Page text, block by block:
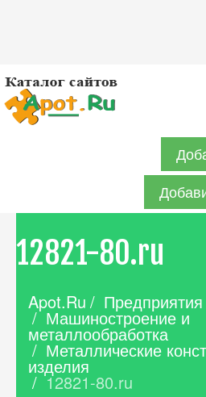
12821-80.ru
Apot.Ru / Предприятия
/ Машиностроение и
металлообработка
/ Металлические
изделия
/ 12821-80.ru